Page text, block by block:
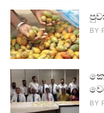
BY
BY